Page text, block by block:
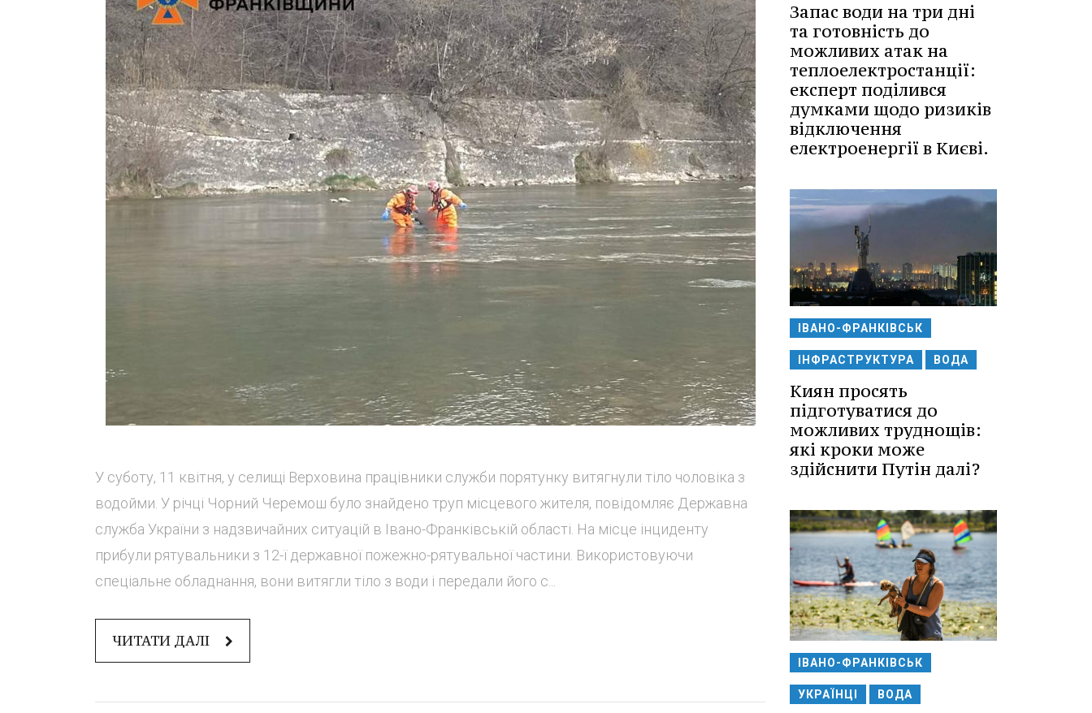
У суботу, 11 квітня, у селищі Верховина працівники служби порятунку витягнули тіло чоловіка з
водойми. У річці Чорний Черемош було знайдено труп місцевого жителя, повідомляє Державна
служба України з надзвичайних ситуацій в Івано-Франківській області. На місце інциденту
прибули рятувальники з 12-ї державної пожежно-рятувальної частини. Використовуючи
спеціальне обладнання, вони витягли тіло з води і передали його с...
ЧИТАТИ ДАЛІ
Запас води на три дні
та готовність до
можливих атак на
теплоелектростанції:
експерт поділився
думками щодо ризиків
відключення
електроенергії в Києві.
ІВАНО-ФРАНКІВСЬК
ІНФРАСТРУКТУРА ВОДА
Киян просять
підготуватися до
можливих труднощів:
які кроки може
здійснити Путін далі?
ІВАНО-ФРАНКІВСЬК
УКРАЇНЦІ ВОДА